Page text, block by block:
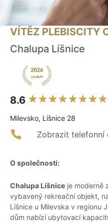
VÍTĚZ PLEBISCITY
Chalupa Líšnice
8.6
Milevsko, Líšnice 28
Zobrazit telefonní
O společnosti:
Chalupa Líšnice je moderně
vybavený rekreační objekt,
Líšnice u Milevska v regionu
dům nabízí ubytovací